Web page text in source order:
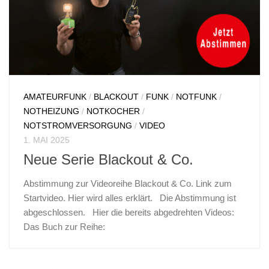
AMATEURFUNK / BLACKOUT / FUNK / NOTFUNK /
NOTHEIZUNG / NOTKOCHER /
NOTSTROMVERSORGUNG / VIDEO
1. MAI 2025
Neue Serie Blackout & Co.
Abstimmung zur Videoreihe Blackout & Co. Link zum
Startvideo. Hier wird alles erklärt. Die Abstimmung ist
abgeschlossen. Hier die bereits abgedrehten Videos:
Das Buch zur Reihe: